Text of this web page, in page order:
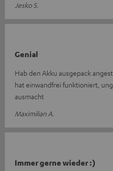
Jesko S.
Genial
Hab den Akku ausgepack
hat einwandfrei funktioniert,
ausmacht
Maximilian A.
Immer gerne wieder :)